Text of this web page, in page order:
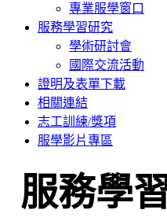
專業服學窗口
服務學習研究
學術研討會
國際交流活動
證明及表單下載
相關連結
志工訓練/獎項
服學影片專區
服務學